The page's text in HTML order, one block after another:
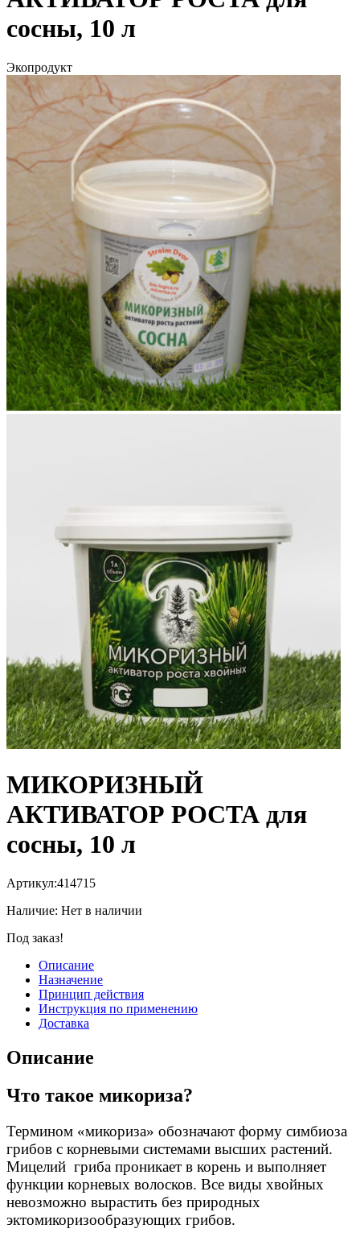
сосны, 10 л
Экопродукт
МИКОРИЗНЫЙ
АКТИВАТОР РОСТА для
сосны, 10 л
Артикул:414715
Наличие: Нет в наличии
Под заказ!
Описание
Назначение
Принцип действия
Инструкция по применению
Доставка
Описание
Что такое микориза?
Термином «микориза» обозначают форму симбиоза
грибов с корневыми системами высших растений.
Мицелий гриба проникает в корень и выполняет
функции корневых волосков. Все виды хвойных
невозможно вырастить без природных
эктомикоризообразующих грибов.